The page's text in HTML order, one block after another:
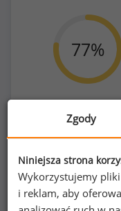
77%
Kobiety
88
Zgody
Niniejsza strona
Wykorzystujemy
i reklam, aby